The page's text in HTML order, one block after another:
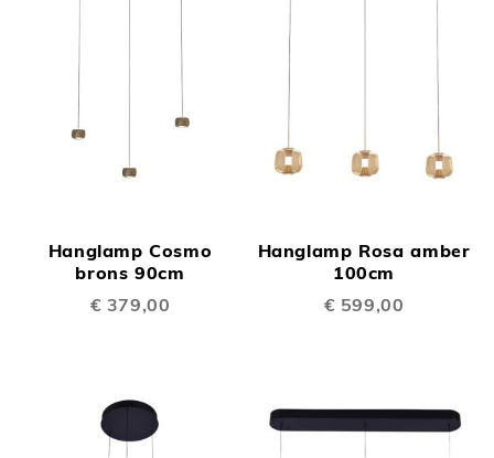
Hanglamp Cosmo
brons 90cm
€ 379,00
Hanglamp Rosa amber
100cm
€ 599,00